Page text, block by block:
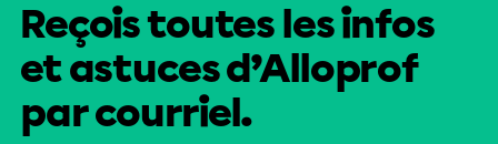
Reçois toutes les infos
et astuces d’Alloprof
par courriel.